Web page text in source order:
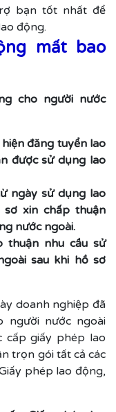
bạn tốt nhất để
động.
mất bao
cho người nước
đăng tuyển lao
được sử dụng lao
ngày sử dụng lao
xin chấp thuận
nước ngoài.
thuận nhu cầu sử
sau khi hồ sơ
doanh nghiệp đã
người nước ngoài
giấy phép lao
trọn gói tất cả các
phép lao động,